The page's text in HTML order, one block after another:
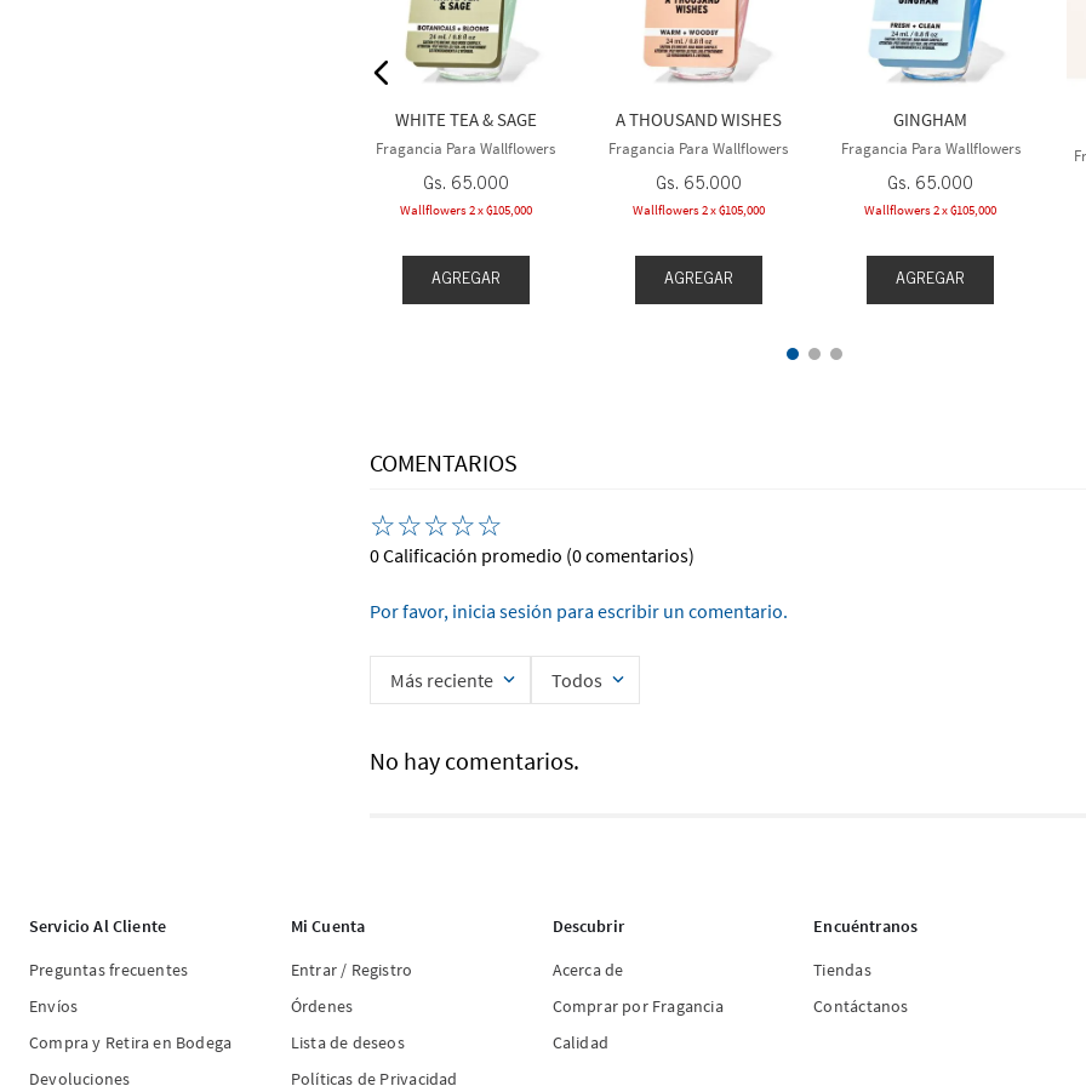
WHITE TEA & SAGE
Fragancia Para Wallflowers
Gs. 65.000
Wallflowers 2 x ₲105,000
AGREGAR
A THOUSAND WISHES
Fragancia Para Wallflowers
Gs. 65.000
Wallflowers 2 x ₲105,000
AGREGAR
GINGHAM
Fragancia Para Wallflowers
Gs. 65.000
Wallflowers 2 x ₲105,000
AGREGAR
COMENTARIOS
☆☆☆☆☆
0 Calificación promedio (0 comentarios)
Por favor, inicia sesión para escribir un comentario.
Más reciente Todos
No hay comentarios.
Servicio Al Cliente
Preguntas frecuentes
Envíos
Compra y Retira en Bodega
Devoluciones
Mi Cuenta
Entrar / Registro
Órdenes
Lista de deseos
Políticas de Privacidad
Descubrir
Acerca de
Comprar por Fragancia
Calidad
Encuéntranos
Tiendas
Contáctanos